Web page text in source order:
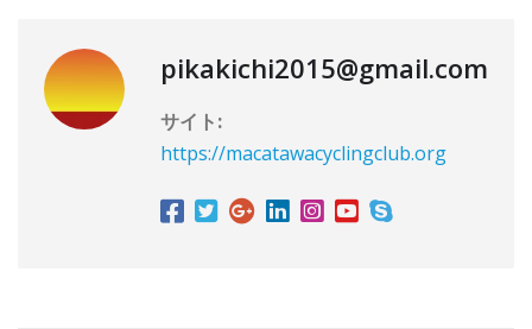
pikakichi2015@gmail.com
サイト:
https://macatawacyclingclub.org